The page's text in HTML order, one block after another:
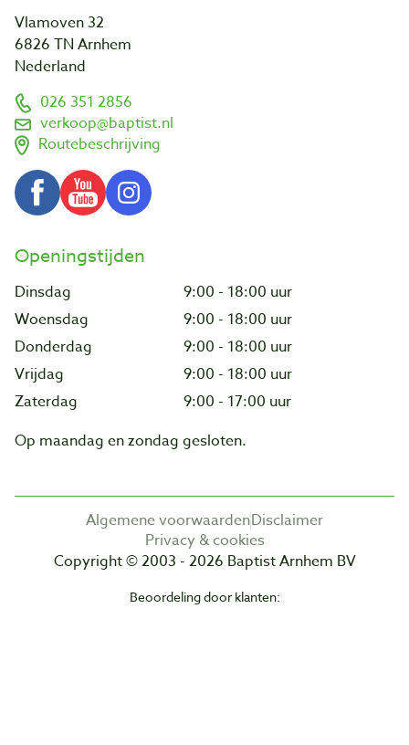
Vlamoven 32
6826 TN Arnhem
Nederland
026 351 2856
verkoop@baptist.nl
Routebeschrijving
Openingstijden
Dinsdag
9:00 - 18:00 uur
Woensdag
9:00 - 18:00 uur
Donderdag
9:00 - 18:00 uur
Vrijdag
9:00 - 18:00 uur
Zaterdag
9:00 - 17:00 uur
Op maandag en zondag gesloten.
Algemene voorwaardenDisclaimer
Privacy & cookies
Copyright © 2003 - 2026 Baptist Arnhem BV
Beoordeling door klanten: